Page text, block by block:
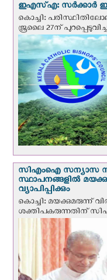
ഇഎസ്എ: സര്‍ക്കാര്‍
കൊച്ചി:
ജൂലൈ 27ന്
സി‌എം‌ഐ സന്യാസ
സ്ഥാപനങ്ങളില്‍
വ്യാപിപ്പിക്കും
കൊച്ചി: മയക്കുമരുന്ന്
ശക്തിപകരുന്നതിന്